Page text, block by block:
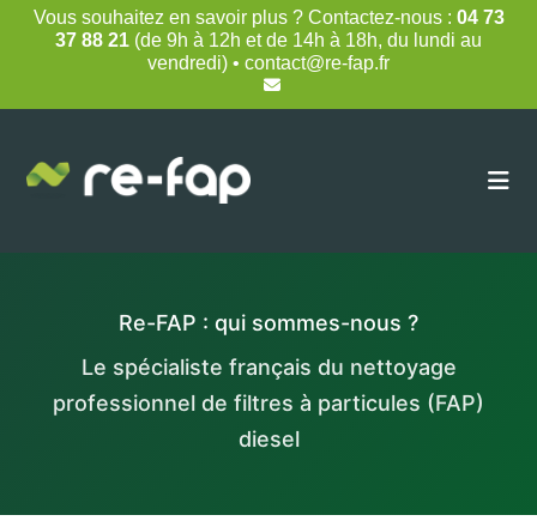
Vous souhaitez en savoir plus ? Contactez-nous : 04 73
37 88 21 (de 9h à 12h et de 14h à 18h, du lundi au
vendredi) • contact@re-fap.fr
Re-FAP : qui sommes-nous ?
Le spécialiste français du nettoyage
professionnel de filtres à particules (FAP)
diesel